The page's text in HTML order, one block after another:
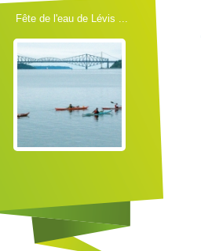
Fête de l'eau de Lévis ...